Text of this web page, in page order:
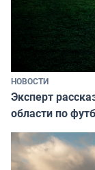
НОВОСТИ
Эксперт
области по